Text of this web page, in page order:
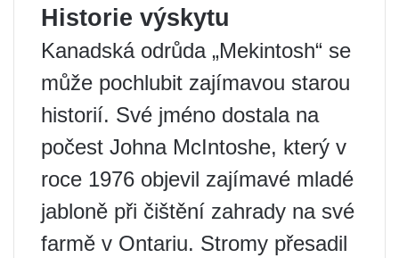
Historie výskytu
Kanadská odrůda „Mekintosh“ se
může pochlubit zajímavou starou
historií. Své jméno dostala na
počest Johna McIntoshe, který v
roce 1976 objevil zajímavé mladé
jabloně při čištění zahrady na své
farmě v Ontariu. Stromy přesadil